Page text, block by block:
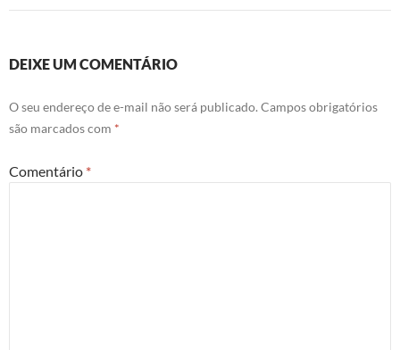
DEIXE UM COMENTÁRIO
O seu endereço de e-mail não será publicado. Campos obrigatórios
são marcados com *
Comentário *